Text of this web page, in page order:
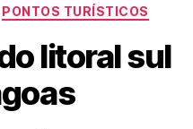
PONTOS TURÍSTICOS
litoral sul